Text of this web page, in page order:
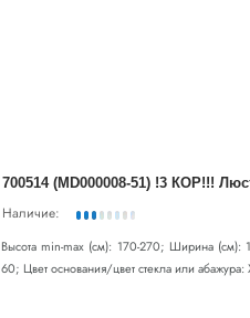
Наличие:
Высота min-max (см): 170-270; Ширина (см):
60; Цвет основания/цвет стекла или